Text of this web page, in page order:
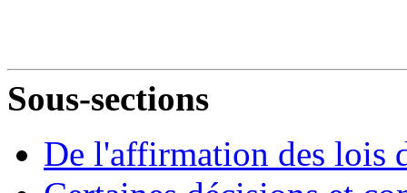
Sous-sections
De l'affirmation des lois